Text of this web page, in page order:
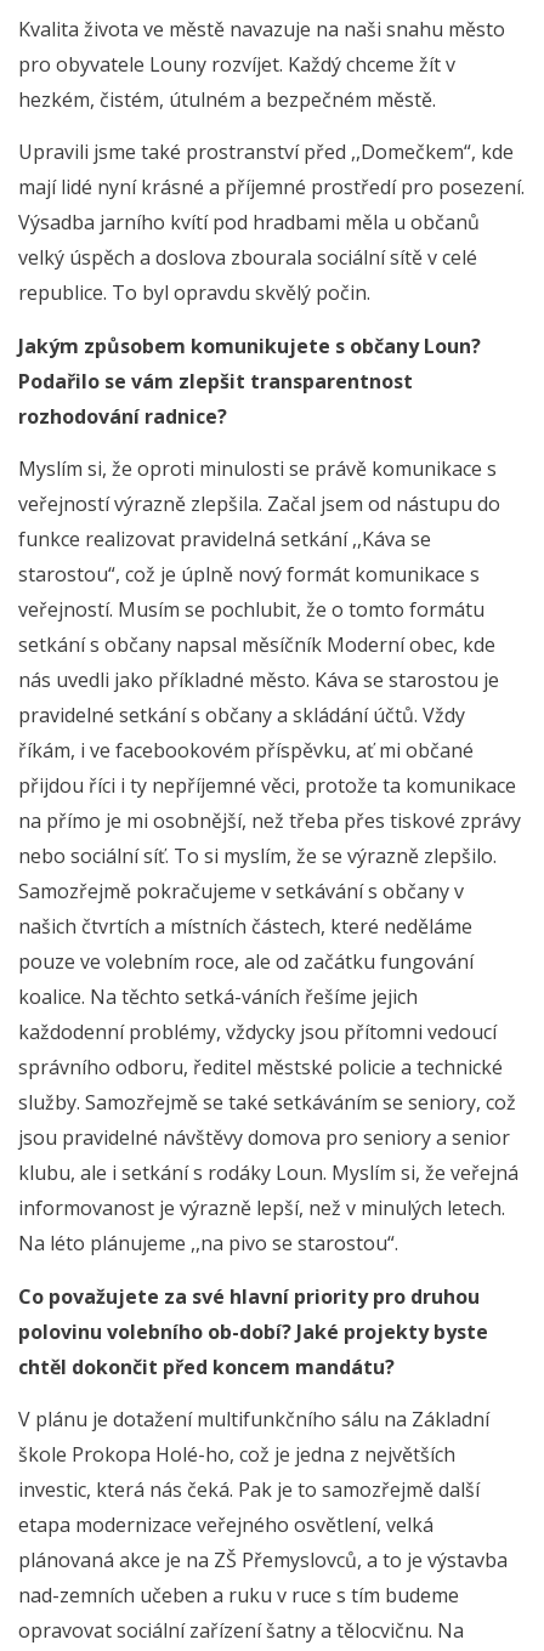
Kvalita života ve městě navazuje na naši snahu město
pro obyvatele Louny rozvíjet. Každý chceme žít v
hezkém, čistém, útulném a bezpečném městě.
Upravili jsme také prostranství před ,,Domečkem“, kde
mají lidé nyní krásné a příjemné prostředí pro posezení.
Výsadba jarního kvítí pod hradbami měla u občanů
velký úspěch a doslova zbourala sociální sítě v celé
republice. To byl opravdu skvělý počin.
Jakým způsobem komunikujete s občany Loun?
Podařilo se vám zlepšit transparentnost
rozhodování radnice?
Myslím si, že oproti minulosti se právě komunikace s
veřejností výrazně zlepšila. Začal jsem od nástupu do
funkce realizovat pravidelná setkání ,,Káva se
starostou“, což je úplně nový formát komunikace s
veřejností. Musím se pochlubit, že o tomto formátu
setkání s občany napsal měsíčník Moderní obec, kde
nás uvedli jako příkladné město. Káva se starostou je
pravidelné setkání s občany a skládání účtů. Vždy
říkám, i ve facebookovém příspěvku, ať mi občané
přijdou říci i ty nepříjemné věci, protože ta komunikace
na přímo je mi osobnější, než třeba přes tiskové zprávy
nebo sociální síť. To si myslím, že se výrazně zlepšilo.
Samozřejmě pokračujeme v setkávání s občany v
našich čtvrtích a místních částech, které neděláme
pouze ve volebním roce, ale od začátku fungování
koalice. Na těchto setká-váních řešíme jejich
každodenní problémy, vždycky jsou přítomni vedoucí
správního odboru, ředitel městské policie a technické
služby. Samozřejmě se také setkáváním se seniory, což
jsou pravidelné návštěvy domova pro seniory a senior
klubu, ale i setkání s rodáky Loun. Myslím si, že veřejná
informovanost je výrazně lepší, než v minulých letech.
Na léto plánujeme ,,na pivo se starostou“.
Co považujete za své hlavní priority pro druhou
polovinu volebního ob-dobí? Jaké projekty byste
chtěl dokončit před koncem mandátu?
V plánu je dotažení multifunkčního sálu na Základní
škole Prokopa Holé-ho, což je jedna z největších
investic, která nás čeká. Pak je to samozřejmě další
etapa modernizace veřejného osvětlení, velká
plánovaná akce je na ZŠ Přemyslovců, a to je výstavba
nad-zemních učeben a ruku v ruce s tím budeme
opravovat sociální zařízení šatny a tělocvičnu. Na